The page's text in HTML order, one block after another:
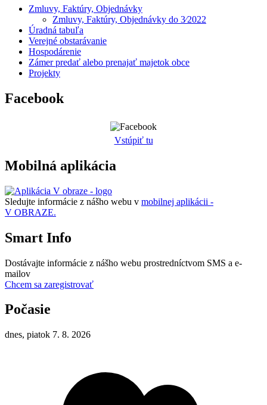
Zmluvy, Faktúry, Objednávky
Zmluvy, Faktúry, Objednávky do 3⁄2022
Úradná tabuľa
Verejné obstarávanie
Hospodárenie
Zámer predať alebo prenajať majetok obce
Projekty
Facebook
Vstúpiť tu
Mobilná aplikácia
Sledujte informácie z nášho webu v mobilnej aplikácii -
V OBRAZE.
Smart Info
Dostávajte informácie z nášho webu prostredníctvom SMS a e-
mailov
Chcem sa zaregistrovať
Počasie
dnes, piatok 7. 8. 2026